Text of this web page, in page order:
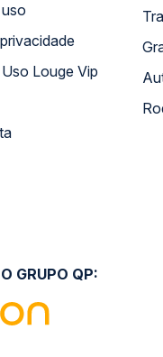
Termos de uso
de privacidade
de Uso Louge Vip
GRUPO QP: